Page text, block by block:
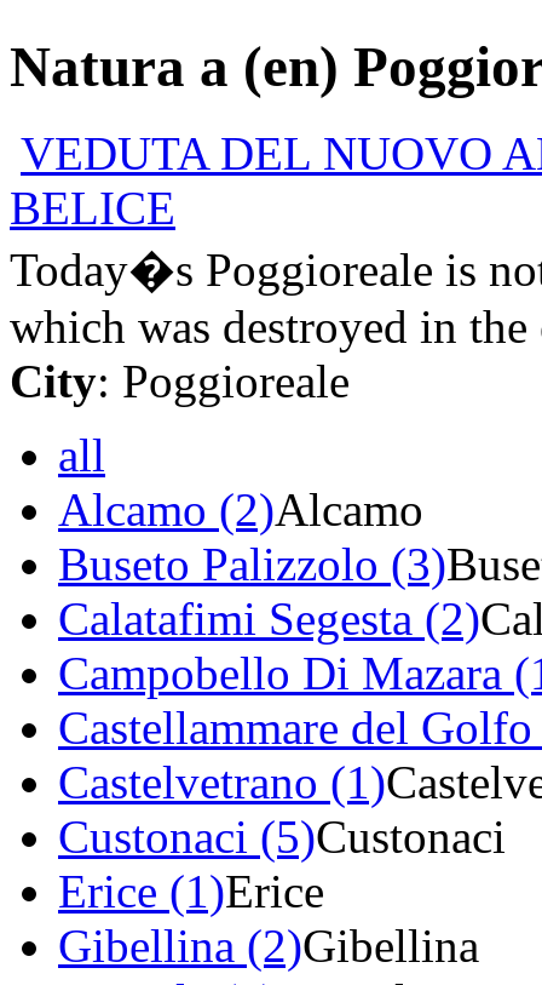
Natura a (en)
VEDUTA DEL NUOVO
BELICE
Today�s Poggioreale is
which was destroyed in
City: Poggioreale
all
Alcamo (2)Alcamo
Buseto Palizzolo (3)
Calatafimi Segesta (2)
Campobello Di Mazara
Castellammare del
Castelvetrano (1)
Custonaci (5)Custonaci
Erice (1)Erice
Gibellina (2)Gibellina